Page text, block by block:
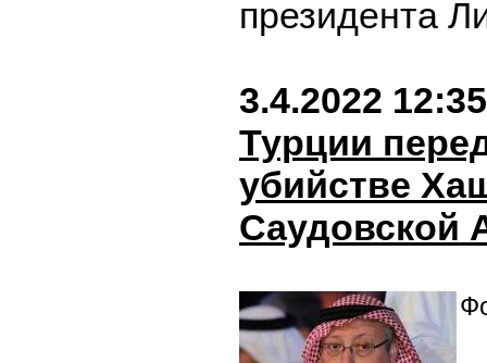
президента
3.4.2022 12:35
Турции
убийстве
Саудовской